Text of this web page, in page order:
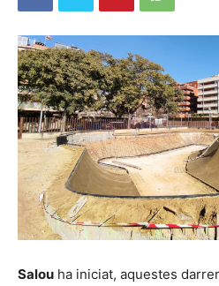
Salou ha iniciat, aquestes